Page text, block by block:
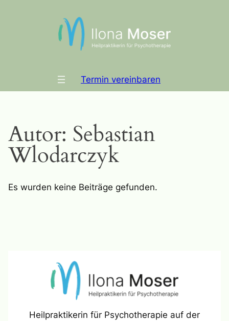
Termin vereinbaren
Autor: Sebastian
Wlodarczyk
Es wurden keine Beiträge gefunden.
Heilpraktikerin für Psychotherapie auf der